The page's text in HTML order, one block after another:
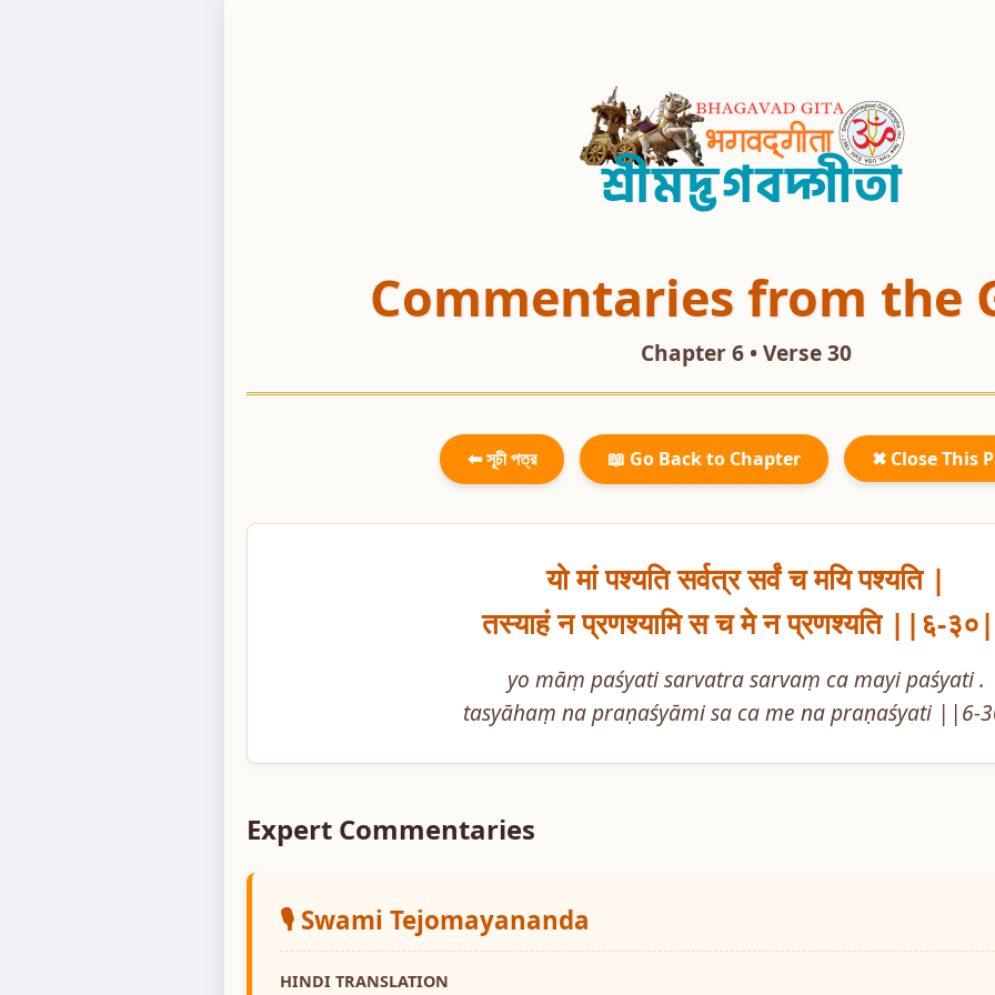
Commentaries from the
Chapter 6 • Verse 30
⬅ সূচী পত্র 📖 Go Back to Chapter ✖ Close This
यो मां पश्यति सर्वत्र सर्वं च मयि पश्यति |
तस्याहं न प्रणश्यामि स च मे न प्रणश्यति ||६-
yo māṃ paśyati sarvatra sarvaṃ ca mayi paśyati .
tasyāhaṃ na praṇaśyāmi sa ca me na praṇaśyati ||6-
Expert Commentaries
🎙️ Swami Tejomayananda
HINDI TRANSLATION